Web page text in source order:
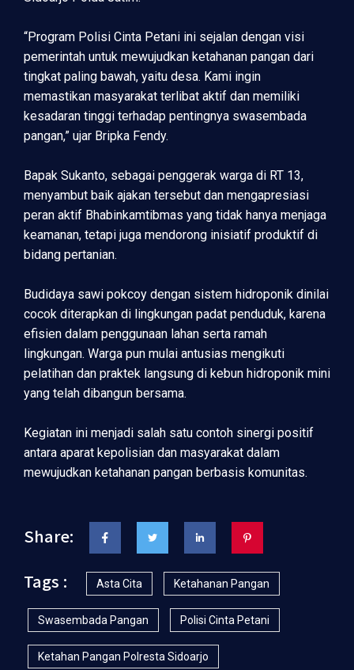
“Program Polisi Cinta Petani ini sejalan dengan visi
pemerintah untuk mewujudkan ketahanan pangan dari
tingkat paling bawah, yaitu desa. Kami ingin
memastikan masyarakat terlibat aktif dan memiliki
kesadaran tinggi terhadap pentingnya swasembada
pangan,” ujar Bripka Fendy.
Bapak Sukanto, sebagai penggerak warga di RT 13,
menyambut baik ajakan tersebut dan mengapresiasi
peran aktif Bhabinkamtibmas yang tidak hanya menjaga
keamanan, tetapi juga mendorong inisiatif produktif di
bidang pertanian.
Budidaya sawi pokcoy dengan sistem hidroponik dinilai
cocok diterapkan di lingkungan padat penduduk, karena
efisien dalam penggunaan lahan serta ramah
lingkungan. Warga pun mulai antusias mengikuti
pelatihan dan praktek langsung di kebun hidroponik mini
yang telah dibangun bersama.
Kegiatan ini menjadi salah satu contoh sinergi positif
antara aparat kepolisian dan masyarakat dalam
mewujudkan ketahanan pangan berbasis komunitas.
Share:
Tags :
Asta Cita Ketahanan Pangan
Swasembada Pangan Polisi Cinta Petani
Ketahan Pangan Polresta Sidoarjo